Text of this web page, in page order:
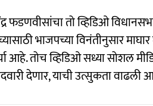
फडणवीसांचा तो व्हिडिओ
भाजपच्या विनंतीनुसार
आहे. तोच व्हिडिओ सध्या सोशल
देणार, याची उत्सुकता वाढली